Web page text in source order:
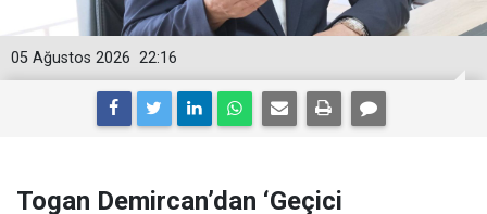
22:16
05 Ağustos 2026
Togan Demircan’dan ‘Geçici